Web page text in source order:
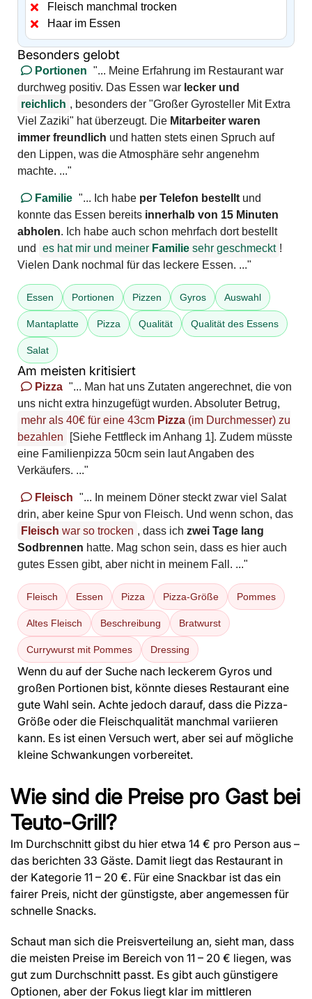
Fleisch manchmal trocken
Haar im Essen
Besonders gelobt
Portionen "... Meine Erfahrung im Restaurant war
durchweg positiv. Das Essen war lecker und
reichlich , besonders der "Großer Gyrosteller Mit Extra
Viel Zaziki" hat überzeugt. Die Mitarbeiter waren
immer freundlich und hatten stets einen Spruch auf
den Lippen, was die Atmosphäre sehr angenehm
machte. ..."
Familie "... Ich habe per Telefon bestellt und
konnte das Essen bereits innerhalb von 15 Minuten
abholen. Ich habe auch schon mehrfach dort bestellt
und
es hat mir und meiner Familie sehr geschmeckt !
Vielen Dank nochmal für das leckere Essen. ..."
Essen Portionen Pizzen Gyros Auswahl
Mantaplatte Pizza Qualität Qualität des Essens
Salat
Am meisten kritisiert
Pizza "... Man hat uns Zutaten angerechnet, die von
uns nicht extra hinzugefügt wurden. Absoluter Betrug,
mehr als 40€ für eine 43cm Pizza (im Durchmesser) zu
bezahlen
[Siehe Fettfleck im Anhang 1]. Zudem müsste
eine Familienpizza 50cm sein laut Angaben des
Verkäufers. ..."
Fleisch "... In meinem Döner steckt zwar viel Salat
drin, aber keine Spur von Fleisch. Und wenn schon, das
Fleisch war so trocken , dass ich zwei Tage lang
Sodbrennen hatte. Mag schon sein, dass es hier auch
gutes Essen gibt, aber nicht in meinem Fall. ..."
Fleisch Essen Pizza Pizza-Größe Pommes
Altes Fleisch Beschreibung Bratwurst
Currywurst mit Pommes Dressing
Wenn du auf der Suche nach leckerem Gyros und
großen Portionen bist, könnte dieses Restaurant eine
gute Wahl sein. Achte jedoch darauf, dass die Pizza-
Größe oder die Fleischqualität manchmal variieren
kann. Es ist einen Versuch wert, aber sei auf mögliche
kleine Schwankungen vorbereitet.
Wie sind die Preise pro Gast bei
Teuto-Grill?
Im Durchschnitt gibst du hier etwa 14 € pro Person aus –
das berichten 33 Gäste. Damit liegt das Restaurant in
der Kategorie 11 – 20 €. Für eine Snackbar ist das ein
fairer Preis, nicht der günstigste, aber angemessen für
schnelle Snacks.
Schaut man sich die Preisverteilung an, sieht man, dass
die meisten Preise im Bereich von 11 – 20 € liegen, was
gut zum Durchschnitt passt. Es gibt auch günstigere
Optionen, aber der Fokus liegt klar im mittleren